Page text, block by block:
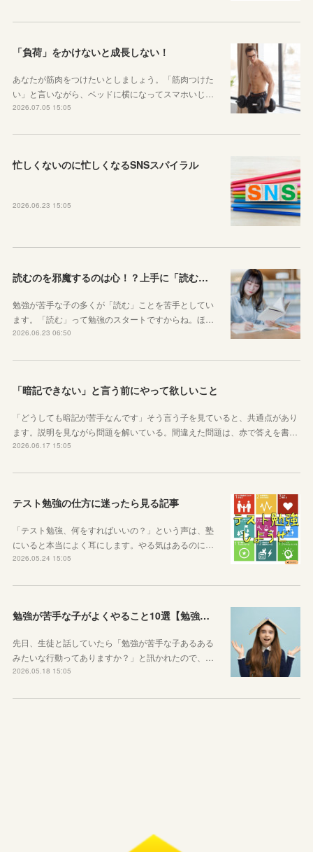
「負荷」をかけないと成長しない！
あなたが筋肉をつけたいとしましょう。「筋肉つけた
い」と言いながら、ベッドに横になってスマホいじ…
2026.07.05 15:05
忙しくないのに忙しくなるSNSスパイラル
2026.06.23 15:05
読むのを邪魔するのは心！？上手に「読む」ための気持ちの対処法
勉強が苦手な子の多くが「読む」ことを苦手としてい
ます。「読む」って勉強のスタートですからね。ほ…
2026.06.23 06:50
「暗記できない」と言う前にやって欲しいこと
「どうしても暗記が苦手なんです」そう言う子を見ていると、共通点があり
ます。説明を見ながら問題を解いている。間違えた問題は、赤で答えを書…
2026.06.17 15:05
テスト勉強の仕方に迷ったら見る記事
「テスト勉強、何をすればいいの？」という声は、塾
にいると本当によく耳にします。やる気はあるのに…
2026.05.24 15:05
勉強が苦手な子がよくやること10選【勉強苦手あるある】
先日、生徒と話していたら「勉強が苦手な子あるある
みたいな行動ってありますか？」と訊かれたので、…
2026.05.18 15:05